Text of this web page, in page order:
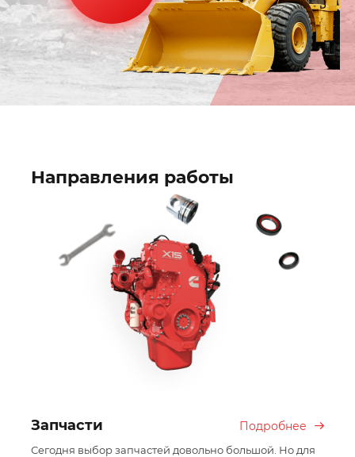
Направления работы
Запчасти Подробнее
Сегодня выбор запчастей довольно большой. Но для